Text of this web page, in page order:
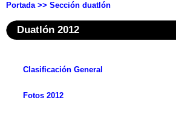
Portada>> Sección duatlón
Duatlón 2012
Clasificación General
Fotos 2012